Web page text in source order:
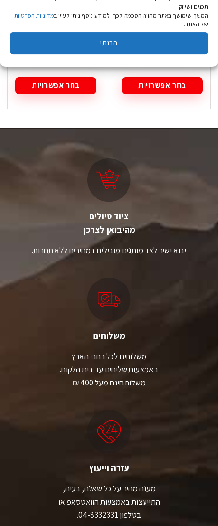
תכנים ושיווק.
המשך שימושך באתר מהווה הסכמה לכך. למידע נוסף ניתן לעיין במדיניות הפרטיות
של האתר.
הבנתי
סנדל שורש Source
סולו Slim ריינבו-מדרך
בחר אפשרויות
זה
מספר
האפשרויות
סנדל שורש Source
קלאסיק-פרו פרסקו
בחר אפשרויות
זה
מספר
ניתן
לבחור
האפשרויות
המוצר
ציוד טיולים
מהיבואן לצרכן
יבוא ישיר לצד מותגים מובילים במחירים ללא תחרות.
משלוחים
משלוחים לכל רחבי הארץ
באמצעות שליחים עד בית הלקוח.
משלוח חינם מעל 400 ₪
עזרה וייעוץ
מענה מהיר על כל שאלה, בעיה,
התייעצות באמצעות הוואטסאפ או
בטלפון 04-8332331.